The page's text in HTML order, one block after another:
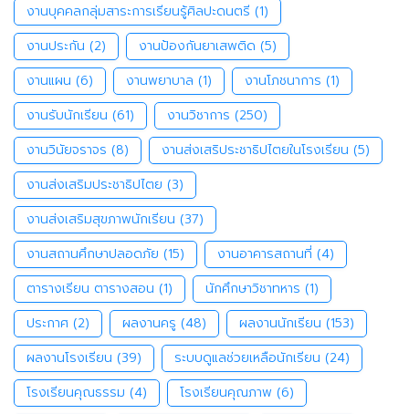
งานบุคคลกลุ่มสาระการเรียนรู้ศิลปะดนตรี (1)
งานประกัน (2) งานป้องกันยาเสพติด (5)
งานแผน (6) งานพยาบาล (1) งานโภชนาการ (1)
งานรับนักเรียน (61) งานวิชาการ (250)
งานวินัยจราจร (8) งานส่งเสริประชาธิปไตยในโรงเรียน (5)
งานส่งเสริมประชาธิปไตย (3)
งานส่งเสริมสุขภาพนักเรียน (37)
งานสถานศึกษาปลอดภัย (15) งานอาคารสถานที่ (4)
ตารางเรียน ตารางสอน (1) นักศึกษาวิชาทหาร (1)
ประกาศ (2) ผลงานครู (48) ผลงานนักเรียน (153)
ผลงานโรงเรียน (39) ระบบดูแลช่วยเหลือนักเรียน (24)
โรงเรียนคุณธรรม (4) โรงเรียนคุณภาพ (6)